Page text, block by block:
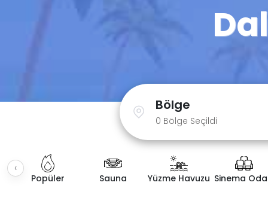
Bölge
0 Bölge Seçildi
Popüler Sauna Yüzme Havuzu Sinema
‹